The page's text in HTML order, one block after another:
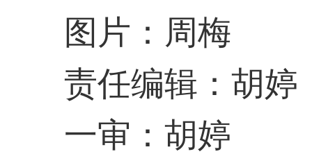
图片：周梅
责任编辑：胡婷
一审：胡婷